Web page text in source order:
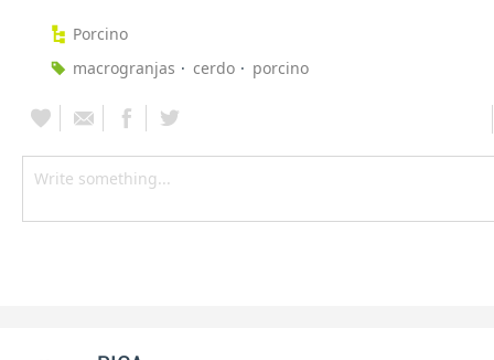
Porcino
macrogranjas
cerdo porcino